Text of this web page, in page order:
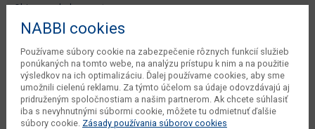
objem v zabalenom stave
dodávateľa
typové označenie Hilard AR10
dodáva sa v demonte
montáž jednoduchá
údržba utierať navlhko
NABBI cookies
Používame súbory cookie na zabezpečenie rôznych funkcií služieb
ponúkaných na tomto webe, na analýzu prístupu k nim a na použitie
výsledkov na ich optimalizáciu. Ďalej používame cookies, aby sme
umožnili cielenú reklamu. Za týmto účelom sa údaje odovzdávajú aj
pridruženým spoločnostiam a našim partnerom. Ak chcete súhlasiť
iba s nevyhnutnými súbormi cookie, môžete tu odmietnuť ďalšie
súbory cookie. Zásady používania súborov cookies